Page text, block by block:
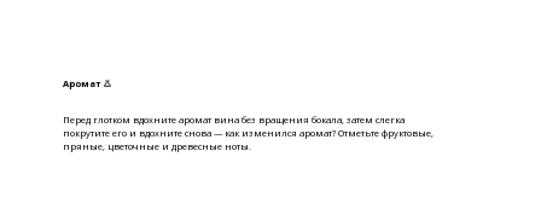
Аромат 👃
Перед глотком вдохните аромат вина без вращения бокала, затем слегка
покрутите его и вдохните снова — как изменился аромат? Отметьте фруктовые,
пряные, цветочные и древесные ноты.